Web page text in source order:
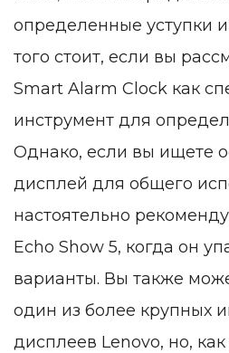
определенные уступки
того стоит, если вы
Smart Alarm Clock как
инструмент для
Однако, если вы ищете
дисплей для общего
настоятельно
Echo Show 5, когда он
варианты. Вы также
один из более крупных
дисплеев Lenovo, но,